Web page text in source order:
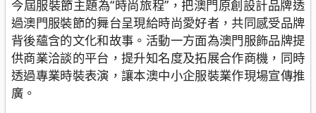
今屆服裝節主題為“時尚旅程”，把澳門原創設計品牌透
過澳門服裝節的舞台呈現給時尚愛好者，共同感受品牌
背後蘊含的文化和故事。活動一方面為澳門服飾品牌提
供商業洽談的平台，提升知名度及拓展合作商機，同時
透過專業時裝表演，讓本澳中小企服裝業作現場宣傳推
廣。